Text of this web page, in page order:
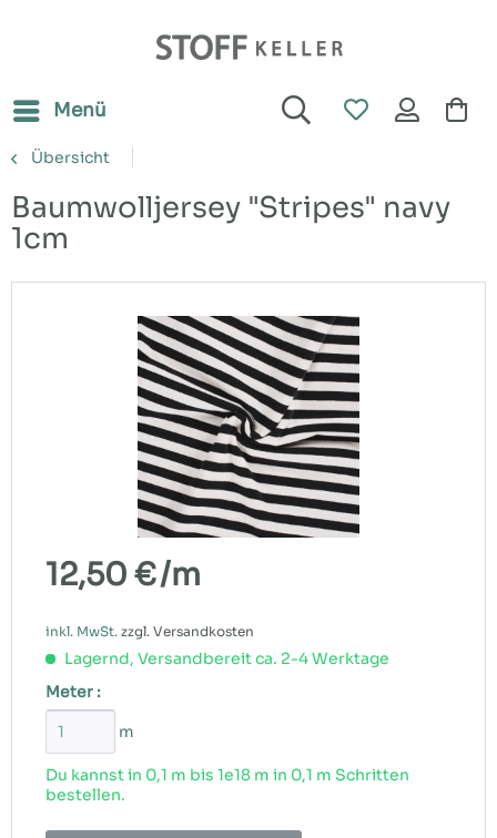
Menü
Übersicht
Baumwolljersey "Stripes" navy
1cm
12,50 €/m
inkl. MwSt. zzgl. Versandkosten
Lagernd, Versandbereit ca. 2-4 Werktage
Meter :
m
Du kannst in 0,1 m bis 1e18 m in 0,1 m Schritten
bestellen.